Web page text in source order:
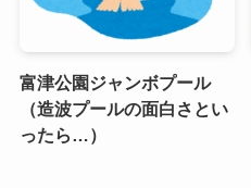
富津公園ジャンボプール
（造波プールの面白さとい
ったら…）